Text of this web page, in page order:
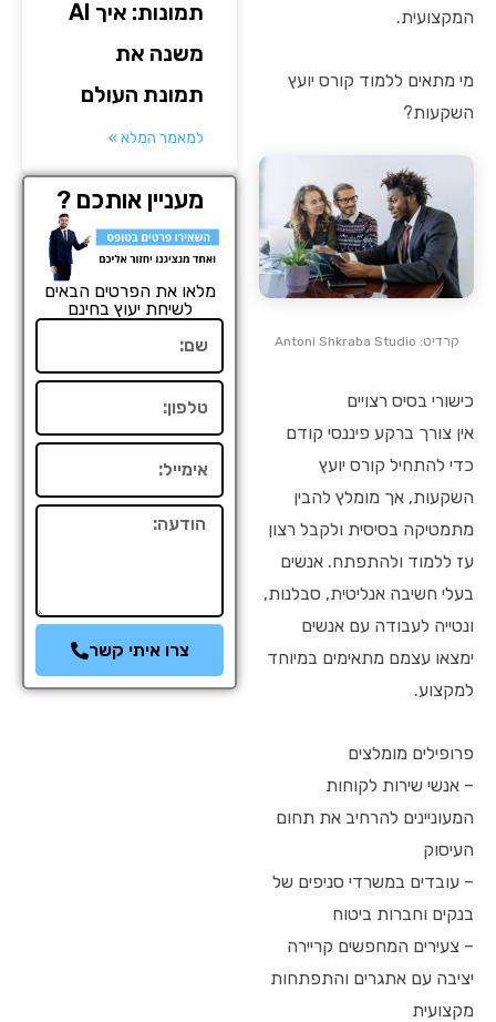
המקצועית.
מי מתאים ללמוד קורס יועץ
השקעות?
קרדיט: Antoni Shkraba Studio
כישורי בסיס רצויים
אין צורך ברקע פיננסי קודם
כדי להתחיל קורס יועץ
השקעות, אך מומלץ להבין
מתמטיקה בסיסית ולקבל רצון
עז ללמוד ולהתפתח. אנשים
בעלי חשיבה אנליטית, סבלנות,
ונטייה לעבודה עם אנשים
ימצאו עצמם מתאימים במיוחד
למקצוע.
פרופילים מומלצים
– אנשי שירות לקוחות
המעוניינים להרחיב את תחום
העיסוק
– עובדים במשרדי סניפים של
בנקים וחברות ביטוח
– צעירים המחפשים קריירה
יציבה עם אתגרים והתפתחות
מקצועית
תמונות: איך AI
משנה את
תמונת העולם
למאמר המלא »
מעניין אותכם ?
מלאו את הפרטים הבאים
לשיחת יעוץ בחינם
הודעה
צרו איתי קשר